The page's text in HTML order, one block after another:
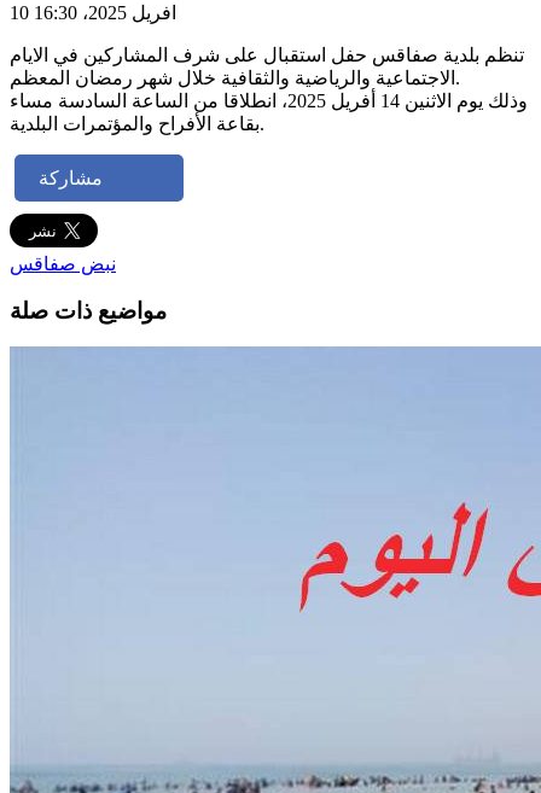
10 افريل 2025، 16:30
تنظم بلدية صفاقس حفل استقبال على شرف المشاركين في الايام
الاجتماعية والرياضية والثقافية خلال شهر رمضان المعظم.
وذلك يوم الاثنين 14 أفريل 2025، انطلاقا من الساعة السادسة مساء
بقاعة الأفراح والمؤتمرات البلدية.
مشاركة
نبض صفاقس
مواضيع ذات صلة